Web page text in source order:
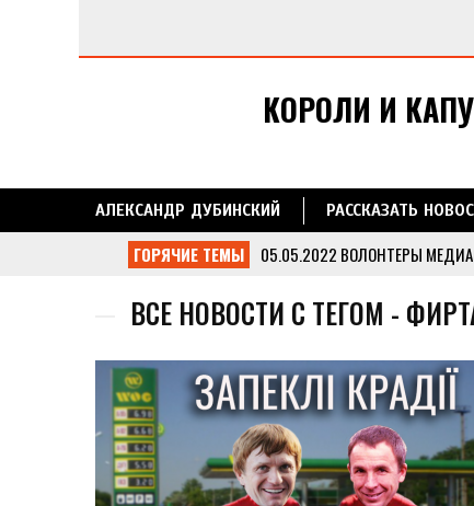
КОРОЛИ И
АЛЕКСАНДР ДУБИНСКИЙ РАССКАЗАТЬ
ГОРЯЧИЕ ТЕМЫ 05.05.2022 ВОЛОНТЕРЫ
13.05.2022ДУБИНСКИЙ
ОБЛАСТЬ ...
11.05.2022 МЕДИАОБОРОНА
27.04.2022
МЕДИАОБОРОНА
УКРАИНСКИХ ВОИНОВ...
ВСЕ НОВОСТИ С ТЕГОМ -